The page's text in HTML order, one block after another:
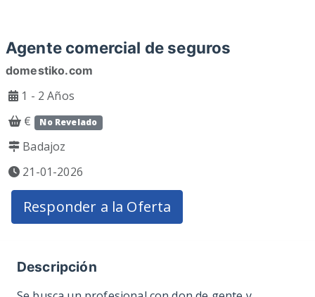
Agente comercial de seguros
domestiko.com
1 - 2 Años
€
No Revelado
Badajoz
21-01-2026
Responder a la Oferta
Descripción